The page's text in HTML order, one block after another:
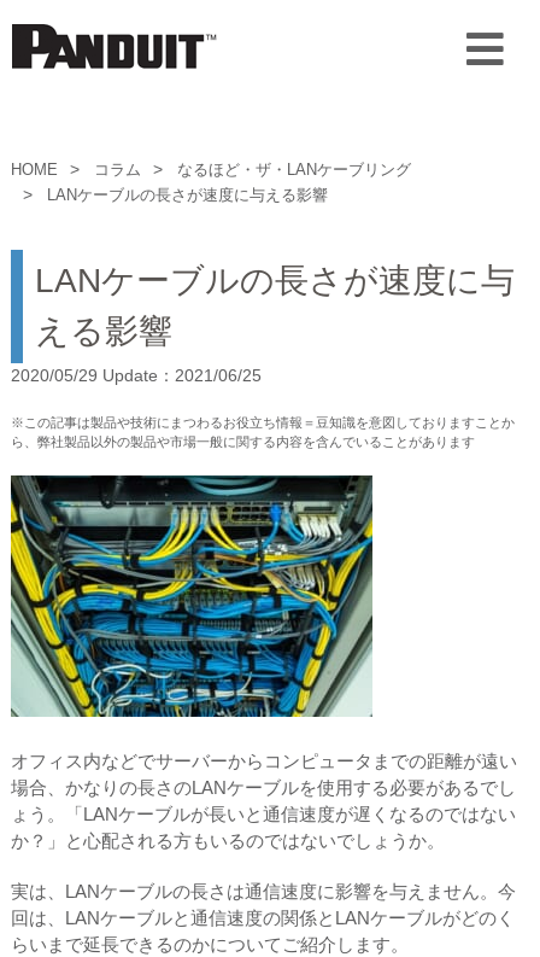
HOME コラム
なるほど・ザ・LANケーブリング
LANケーブルの長さが速度に与える影響
LANケーブルの長さが速度に与
える影響
2020/05/29 Update：2021/06/25
※この記事は製品や技術にまつわるお役立ち情報＝豆知識を意図しておりますことか
ら、弊社製品以外の製品や市場一般に関する内容を含んでいることがあります
オフィス内などでサーバーからコンピュータまでの距離が遠い
場合、かなりの長さのLANケーブルを使用する必要があるでし
ょう。「LANケーブルが長いと通信速度が遅くなるのではない
か？」と心配される方もいるのではないでしょうか。
実は、LANケーブルの長さは通信速度に影響を与えません。今
回は、LANケーブルと通信速度の関係とLANケーブルがどのく
らいまで延長できるのかについてご紹介します。